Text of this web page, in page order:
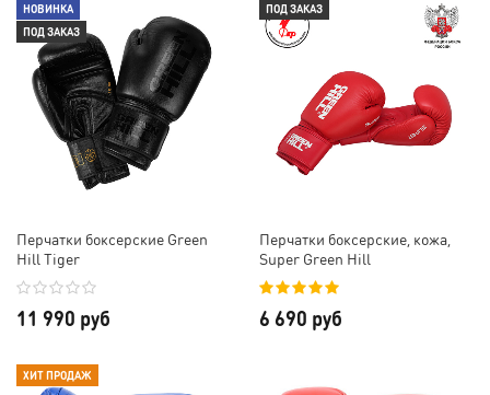
НОВИНКА
ПОД ЗАКАЗ
Перчатки боксерские Green
Hill Tiger
11 990 руб
ПОД ЗАКАЗ
Перчатки боксерские, кожа,
Super Green Hill
6 690 руб
ХИТ ПРОДАЖ